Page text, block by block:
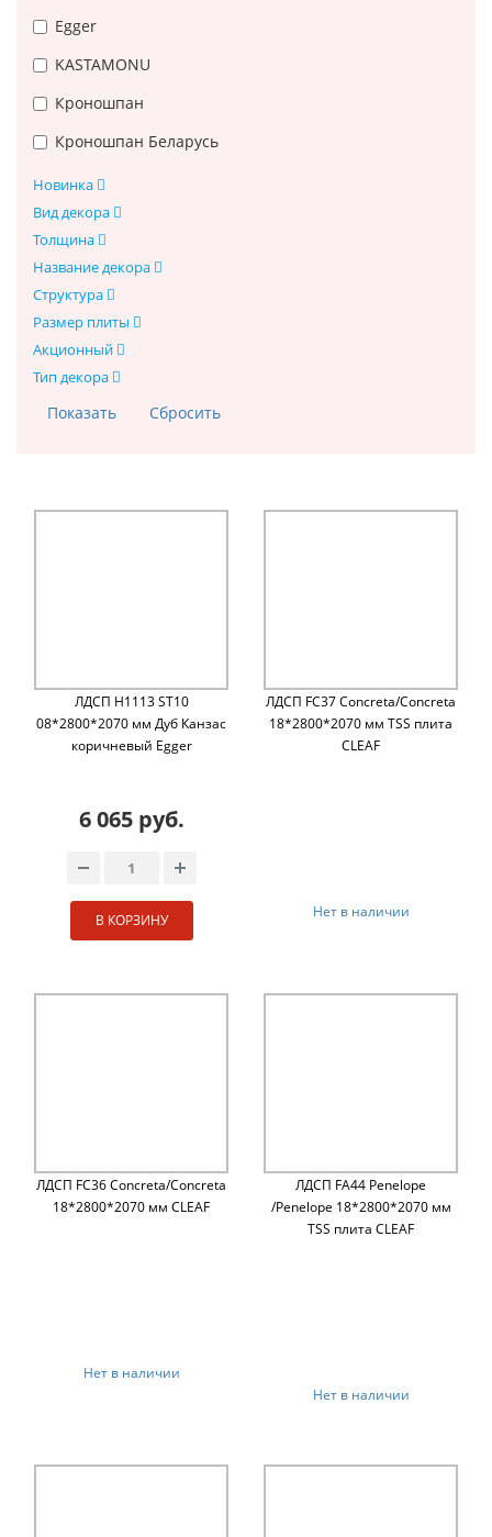
Egger
KASTAMONU
Кроношпан
Кроношпан Беларусь
Новинка
Вид декора
Толщина
Название декора
Структура
Размер плиты
Акционный
Тип декора
ЛДСП H1113 ST10
08*2800*2070 мм Дуб Канзас
коричневый Egger
6 065 руб.
В КОРЗИНУ
ЛДСП FC37 Concreta/Concreta
18*2800*2070 мм TSS плита
CLEAF
Нет в наличии
ЛДСП FC36 Concreta/Concreta
18*2800*2070 мм CLEAF
Нет в наличии
ЛДСП FA44 Penelope
/Penelope 18*2800*2070 мм
TSS плита CLEAF
Нет в наличии